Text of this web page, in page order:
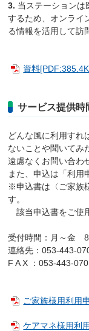
3. 当ステーションは
するため、オンライ
る情報を活用して訪
資料
サービス提供
どんな風に利用すれ
ないことや聞いてみ
遠慮なくお問い合わ
また、申込は「利用
※申込書は〈ご家族
す。
該当申込書をご使
受付時間：月～金
連絡先：053-443-
F A X ：053-443-
ご家族様用利用
ケアマネ様用利